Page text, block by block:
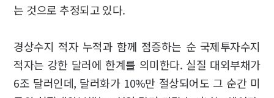
는 것으로 추정되고 있다.
경상수지 적자 누적과 함께 점증하는 순 국제투자수지
적자는 강한 달러에 한계를 의미한다. 실질 대외부채가
6조 달러인데, 달러화가 10%만 절상되어도 그 순간 미